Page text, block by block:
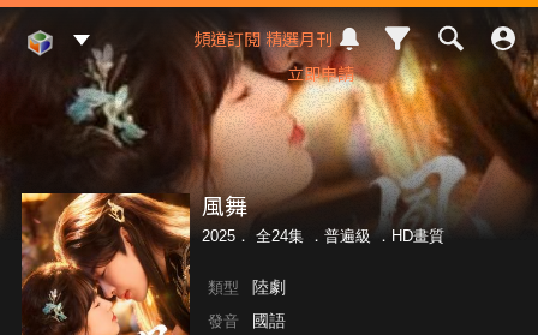
Mod Web頻道訂閱
立即申請
精選月刊
風舞
2025． 全24集 ． 普遍級 ．HD畫質
類型 陸劇
發音 國語